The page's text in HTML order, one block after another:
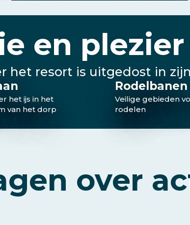
en
het resort is uitgedost in
het ijs in het
van het dorp
Rodelbanen
Veilige gebieden
rodelen
over